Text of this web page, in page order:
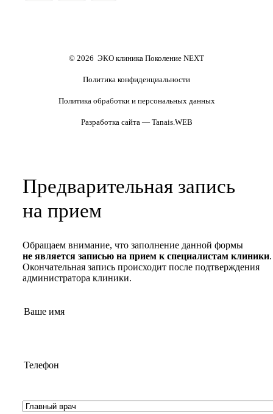
© 2026 ЭКО клиника Поколение NEXT
Политика конфиденциальности
Политика обработки и персональных данных
Разработка сайта — Tanais.WEB
Предварительная запись
на прием
Обращаем внимание, что заполнение данной формы
не является записью на прием к специалистам клиники.
Окончательная запись происходит после подтверждения
администратора клиники.